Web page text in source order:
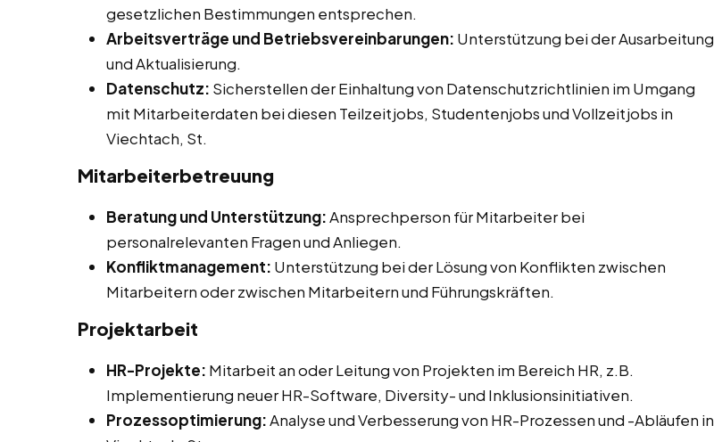
gesetzlichen Bestimmungen entsprechen.
Arbeitsverträge und Betriebsvereinbarungen: Unterstützung bei der Ausarbeitung
und Aktualisierung.
Datenschutz: Sicherstellen der Einhaltung von Datenschutzrichtlinien im Umgang
mit Mitarbeiterdaten bei diesen Teilzeitjobs, Studentenjobs und Vollzeitjobs in
Viechtach, St.
Mitarbeiterbetreuung
Beratung und Unterstützung:Ansprechperson für Mitarbeiter bei
personalrelevanten Fragen und Anliegen.
Konfliktmanagement: Unterstützung bei der Lösung von Konflikten zwischen
Mitarbeitern oder zwischen Mitarbeitern und Führungskräften.
Projektarbeit
HR-Projekte: Mitarbeit an oder Leitung von Projekten im Bereich HR, z.B.
Implementierung neuer HR-Software, Diversity- und Inklusionsinitiativen.
Prozessoptimierung:Analyse und Verbesserung von HR-Prozessen und -Abläufen in